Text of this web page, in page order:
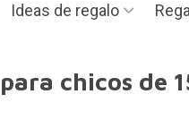
Ideas de regalo
chicos de